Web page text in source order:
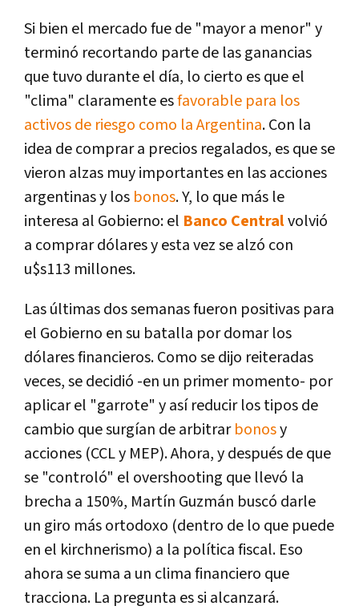
Si bien el mercado fue de "mayor a menor" y
terminó recortando parte de las ganancias
que tuvo durante el día, lo cierto es que el
"clima" claramente esfavorable para los
activos de riesgo como la Argentina. Con la
idea de comprar a precios regalados, es que se
vieron alzas muy importantes en las acciones
argentinas y los bonos. Y, lo que más le
interesa al Gobierno: el Banco Centralvolvió
a comprar dólares y esta vez se alzó con
u$s113 millones.
Las últimas dos semanas fueron positivas para
el Gobierno en su batalla por domar los
dólares financieros. Como se dijo reiteradas
veces, se decidió -en un primer momento- por
aplicar el "garrote" y así reducir los tipos de
cambio que surgían de arbitrarbonosy
acciones (CCL y MEP). Ahora, y después de que
se "controló" el overshooting que llevó la
brecha a 150%, Martín Guzmán buscó darle
un giro más ortodoxo (dentro de lo que puede
en el kirchnerismo) a la política fiscal. Eso
ahora se suma a un clima financiero que
tracciona. La pregunta es si alcanzará.